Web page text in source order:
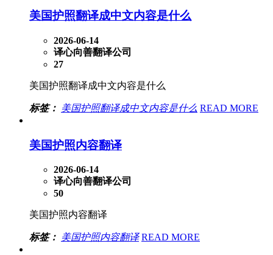
美国护照翻译成中文内容是什么
2026-06-14
译心向善翻译公司
27
美国护照翻译成中文内容是什么
标签： 美国护照翻译成中文内容是什么 READ MORE
美国护照内容翻译
2026-06-14
译心向善翻译公司
50
美国护照内容翻译
标签： 美国护照内容翻译 READ MORE